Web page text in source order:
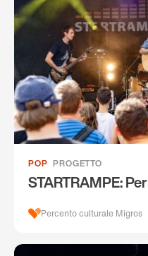
POP PROGETTO
STARTRAMPE:
Percento culturale Migros